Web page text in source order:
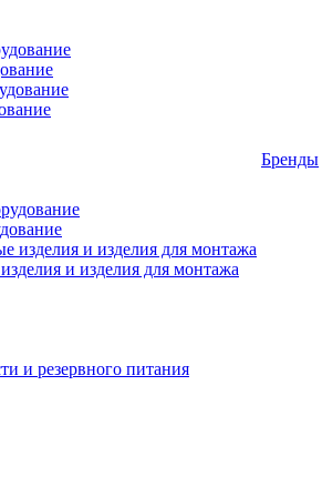
и изделия для монтажа
и резервного питания
Бренды